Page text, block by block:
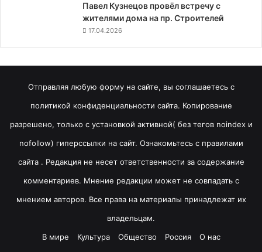
Павел Кузнецов провёл встречу с
жителями дома на пр. Строителей
17.04.2026
Отправляя любую форму на сайте, вы соглашаетесь с
политикой конфиденциальности сайта. Копирование
разрешено, только с установкой активной( без тегов noindex и
nofollow) гиперссылки на сайт. Ознакомьтесь с правилами
сайта . Редакция не несет ответственности за содержание
комментариев. Мнение редакции может не совпадать с
мнением авторов. Все права на материалы принадлежат их
владельцам.
В мире
Культура Общество Россия О нас